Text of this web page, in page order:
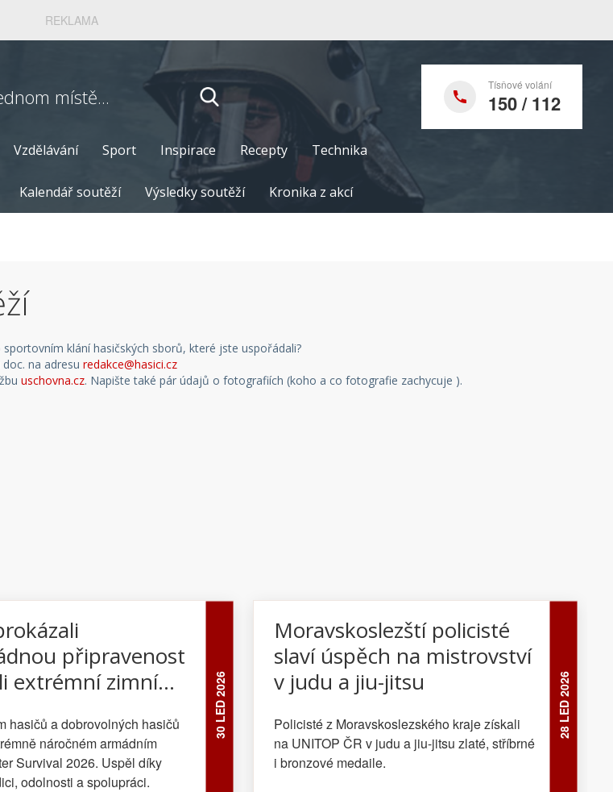
REKLAMA
místě... Tísňové volání
150 / 112
Vzdělávání Sport Inspirace Recepty Technika
Kalendář soutěží Výsledky soutěží Kronika z akcí
klání hasičských sborů, které jste uspořádali?
na adresu redakce@hasici.cz
uschovna.cz. Napište také pár údajů o fotografiích (koho a co fotografie zachycuje ).
30 LED 2026
připravenost
extrémní zimní
hasičů a dobrovolných hasičů
náročném armádním
Survival 2026. Uspěl díky
odolnosti a spolupráci.
28 LED 2026
Moravskoslezští policisté
slaví úspěch na mistrovství
v judu a jiu-jitsu
Policisté z Moravskoslezského kraje získali
na UNITOP ČR v judu a jiu-jitsu zlaté, stříbrné
i bronzové medaile.